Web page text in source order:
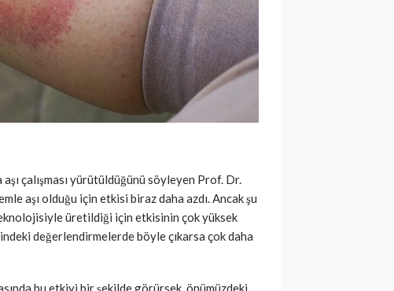
çalışması yürütüldüğünü söyleyen Prof. Dr.
aşı olduğu için etkisi biraz daha azdı. Ancak şu
üretildiği için etkisinin çok yüksek
değerlendirmelerde böyle çıkarsa çok daha